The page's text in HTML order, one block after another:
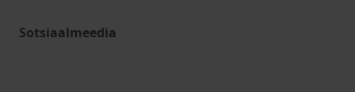
Sotsiaalmeedia